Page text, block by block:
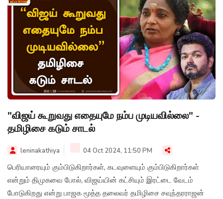
"விஜய் கூறுவது எதையுமே நம்ப முடியவில்லை" -
தமிழிசை கடும் சாடல்
leninakathiya 04 Oct 2024, 11:50 PM
பெரியாரையும் கும்பிடுகிறார்கள், கடவுளையும் கும்பிடுகிறார்கள்
என்றும் திமுகவை போல், விஜய்யின் கட்சியும் இரட்டை வேடம்
போடுகிறது என்று பாஜக மூத்த தலைவர் தமிழிசை சவுந்தரராஜன்